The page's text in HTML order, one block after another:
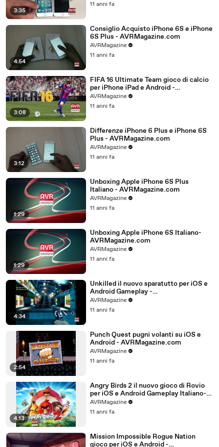
3:35
11 anni fa
4:54
Consiglio Acquisto iPhone 6S e iPhone
6S Plus - AVRMagazine.com
AVRMagazine
11 anni fa
3:08
FIFA 16 Ultimate Team gioco di calcio
per iPhone iPad e Android -
AVRMagazine.com
AVRMagazine
11 anni fa
3:12
Differenze iPhone 6 Plus e iPhone 6S
Plus - AVRMagazine.com
AVRMagazine
11 anni fa
1:29
Unboxing Apple iPhone 6S Plus
Italiano - AVRMagazine.com
AVRMagazine
11 anni fa
1:29
Unboxing Apple iPhone 6S Italiano-
AVRMagazine.com
AVRMagazine
11 anni fa
4:34
Unkilled il nuovo sparatutto per iOS e
Android Gameplay -
AVRMagazine.com
AVRMagazine
11 anni fa
2:54
Punch Quest pugni volanti su iOS e
Android - AVRMagazine.com
AVRMagazine
11 anni fa
4:13
Angry Birds 2 il nuovo gioco di Rovio
per iOS e Android Gameplay Italiano-
AVRMagazine.com (720p)
AVRMagazine
11 anni fa
Mission Impossible Rogue Nation
gioco per iOS e Android -